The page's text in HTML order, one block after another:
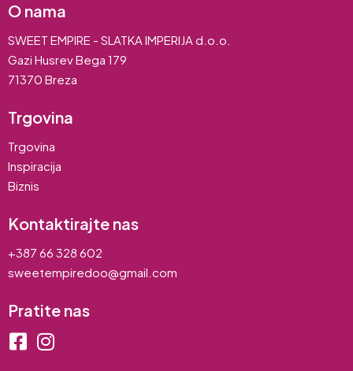
O nama
SWEET EMPIRE - SLATKA IMPERIJA d.o.o.
Gazi Husrev Bega 179
71370 Breza
Trgovina
Trgovina
Inspiracija
Biznis
Kontaktirajte nas
+387 66 328 602
sweetempiredoo@gmail.com
Pratite nas